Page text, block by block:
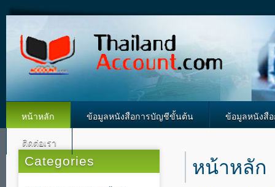
หน้าหลัก ข้อมูลหนังสือการบัญชีขั้นต้น ข้อมูลหนังสื
ติดต่อเรา
Categories หน้าหลัก